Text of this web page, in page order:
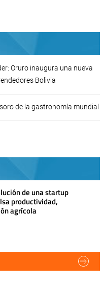
Oruro inaugura una nueva
Bolivia
de la gastronomía mundial
de una startup
productividad,
agrícola